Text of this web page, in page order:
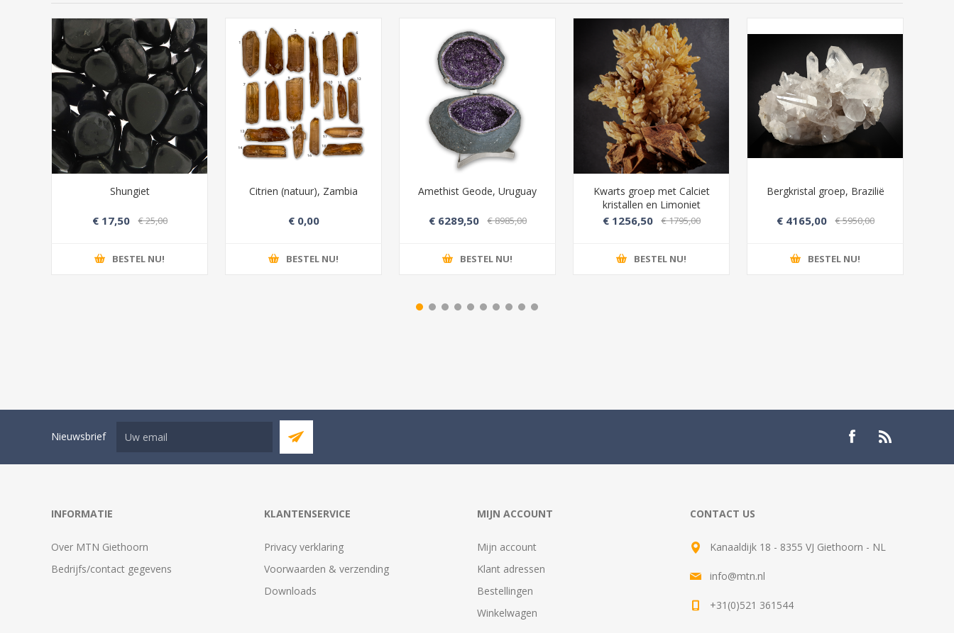
Shungiet
€ 17,50 € 25,00
BESTEL NU!
Citrien (natuur), Zambia
€ 0,00
BESTEL NU!
Amethist Geode, Uruguay
€ 6289,50 € 8985,00
BESTEL NU!
Kwarts groep met Calciet
kristallen en Limoniet
€ 1256,50 € 1795,00
BESTEL NU!
Bergkristal groep, Brazilië
€ 4165,00 € 5950,00
BESTEL NU!
Nieuwsbrief
INFORMATIE
Over MTN Giethoorn
Bedrijfs/contact gegevens
KLANTENSERVICE
Privacy verklaring
Voorwaarden & verzending
Downloads
MIJN ACCOUNT
Mijn account
Klant adressen
Bestellingen
Winkelwagen
CONTACT US
Kanaaldijk 18 - 8355 VJ Giethoorn - NL
info@mtn.nl
+31(0)521 361544